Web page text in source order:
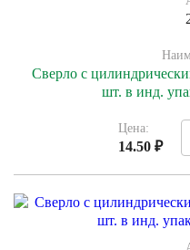
Сверло с
шт. в инд.
Цена:
14.50 ₽